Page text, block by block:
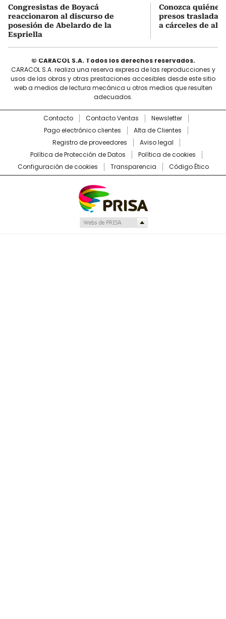
Congresistas de Boyacá
reaccionaron al discurso de
posesión de Abelardo de la
Espriella
Conozca quiénes
presos
a cárceles de
© CARACOL S.A. Todos los derechos reservados.
CARACOL S.A. realiza una reserva expresa de las reproducciones y
usos de las obras y otras prestaciones accesibles desde este sitio
web a medios de lectura mecánica u otros medios que resulten
adecuados.
Contacto Contacto Ventas
Newsletter
Pago electrónico clientes
Alta de Clientes
Registro de proveedores
Aviso legal
Política de Protección de Datos
Política de cookies
Configuración de cookies
Transparencia Código Ético